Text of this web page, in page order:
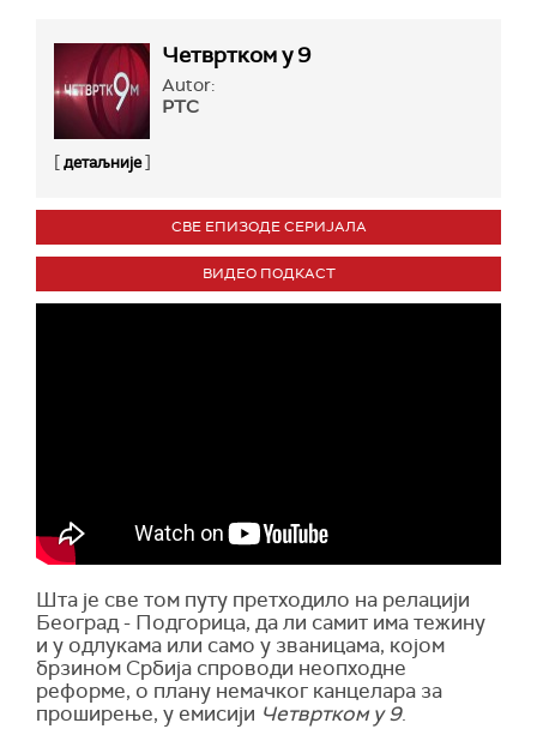
Четвртком у 9
Autor:
РТС
[детаљније]
СВЕ ЕПИЗОДЕ СЕРИЈАЛА
ВИДЕО ПОДКАСТ
Шта је све том путу претходило на релацији
Београд - Подгорица, да ли самит има тежину
и у одлукама или само у званицама, којом
брзином Србија спроводи неопходне
реформе, о плану немачког канцелара за
проширење, у емисији Четвртком у 9.